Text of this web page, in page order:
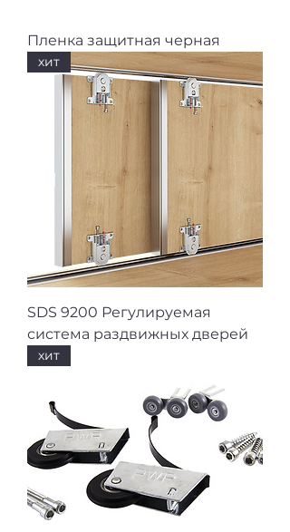
Пленка защитная черная
хит
SDS 9200 Регулируемая
система раздвижных дверей
хит